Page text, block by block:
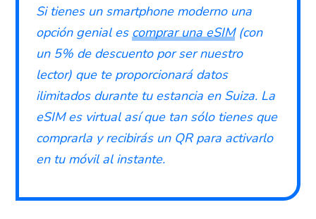
Si tienes un smartphone moderno una
opción genial es comprar una eSIM(con
un 5% de descuento por ser nuestro
lector) que te proporcionará datos
ilimitados durante tu estancia en Suiza. La
eSIM es virtual así que tan sólo tienes que
comprarla y recibirás un QR para activarlo
en tu móvil al instante.